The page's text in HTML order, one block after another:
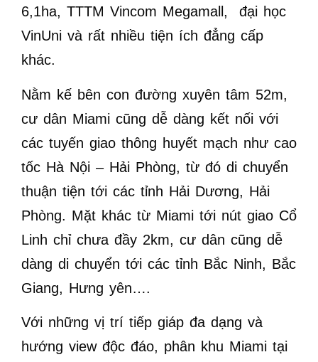
6,1ha, TTTM Vincom Megamall, đại học
VinUni và rất nhiều tiện ích đẳng cấp
khác.
Nằm kế bên con đường xuyên tâm 52m,
cư dân Miami cũng dễ dàng kết nối với
các tuyến giao thông huyết mạch như cao
tốc Hà Nội – Hải Phòng, từ đó di chuyển
thuận tiện tới các tỉnh Hải Dương, Hải
Phòng. Mặt khác từ Miami tới nút giao Cổ
Linh chỉ chưa đầy 2km, cư dân cũng dễ
dàng di chuyển tới các tỉnh Bắc Ninh, Bắc
Giang, Hưng yên….
Với những vị trí tiếp giáp đa dạng và
hướng view độc đáo, phân khu Miami tại